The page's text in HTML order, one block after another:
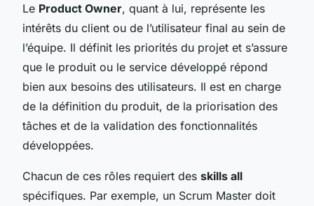
Le Product Owner, quant à lui, représente les
intérêts du client ou de l’utilisateur final au sein de
l’équipe. Il définit les priorités du projet et s’assure
que le produit ou le service développé répond
bien aux besoins des utilisateurs. Il est en charge
de la définition du produit, de la priorisation des
tâches et de la validation des fonctionnalités
développées.
Chacun de ces rôles requiert des skills all
spécifiques. Par exemple, un Scrum Master doit